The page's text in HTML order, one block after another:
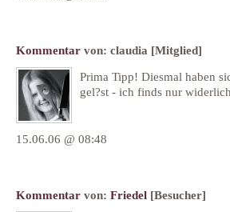
Kommentar von: claudia [Mitglied]
Prima Tipp! Diesmal haben
gel?st - ich finds nur
15.06.06 @ 08:48
Kommentar von: Friedel [Besucher]